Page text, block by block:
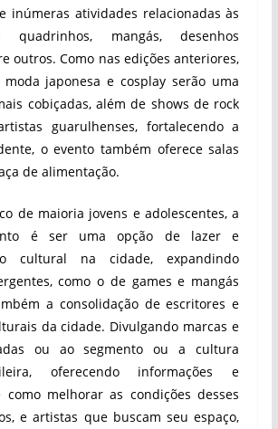
inúmeras atividades relacionadas às
quadrinhos, mangás, desenhos
outros. Como nas edições anteriores,
japonesa e cosplay serão uma
cobiçadas, além de shows de rock
guarulhenses, fortalecendo a
o evento também oferece salas
de alimentação.
de maioria jovens e adolescentes, a
é ser uma opção de lazer e
cultural na cidade, expandindo
como o de games e mangás
a consolidação de escritores e
da cidade. Divulgando marcas e
ou ao segmento ou a cultura
oferecendo informações e
como melhorar as condições desses
e artistas que buscam seu espaço,